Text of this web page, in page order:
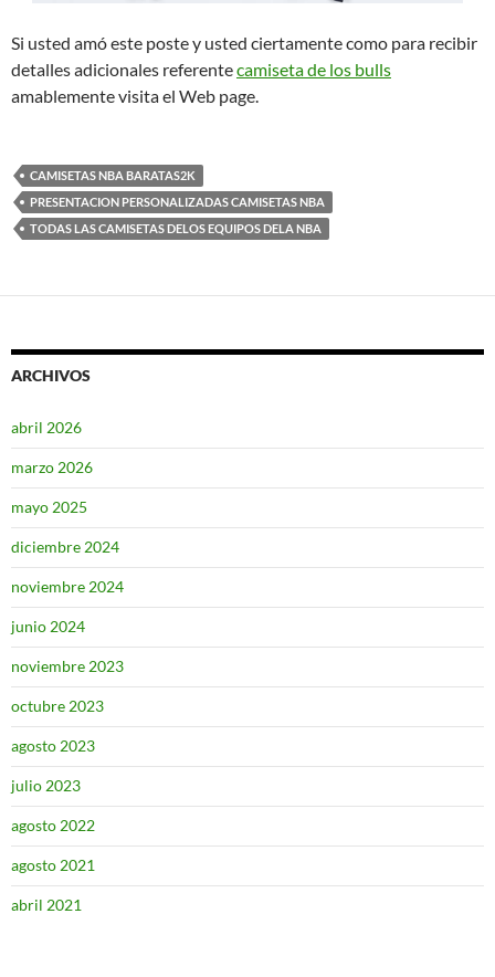
Si usted amó este poste y usted ciertamente como para recibir
detalles adicionales referentecamiseta de los bulls
amablemente visita el Web page.
CAMISETAS NBA BARATAS2K
PRESENTACION PERSONALIZADAS CAMISETAS NBA
TODAS LAS CAMISETAS DELOS EQUIPOS DELA NBA
ARCHIVOS
abril 2026
marzo 2026
mayo 2025
diciembre 2024
noviembre 2024
junio 2024
noviembre 2023
octubre 2023
agosto 2023
julio 2023
agosto 2022
agosto 2021
abril 2021